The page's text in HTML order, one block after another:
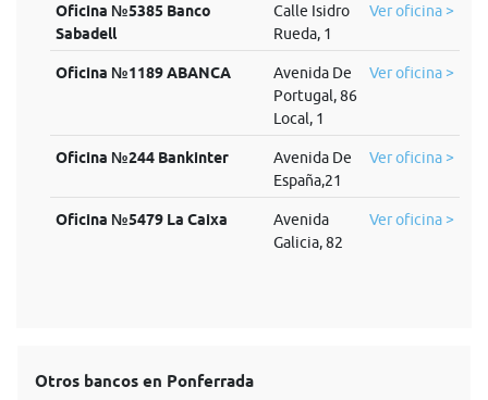
Oficina №5385 Banco
Sabadell
Calle Isidro
Rueda, 1
Ver oficina >
Oficina №1189 ABANCA
Avenida De
Portugal, 86
Local, 1
Ver oficina >
Oficina №244 Bankinter
Avenida De
España,21
Ver oficina >
Oficina №5479 La Caixa
Avenida
Galicia, 82
Ver oficina >
Otros bancos en Ponferrada